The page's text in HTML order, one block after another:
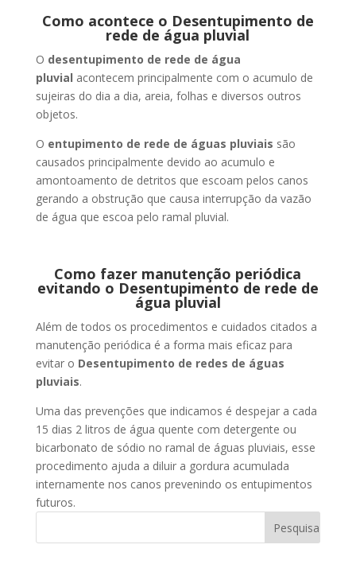
Como acontece o Desentupimento de
rede de água pluvial
O desentupimento de rede de água
pluvial acontecem principalmente com o acumulo de
sujeiras do dia a dia, areia, folhas e diversos outros
objetos.
O entupimento de rede de águas pluviais são
causados principalmente devido ao acumulo e
amontoamento de detritos que escoam pelos canos
gerando a obstrução que causa interrupção da vazão
de água que escoa pelo ramal pluvial.
Como fazer manutenção periódica
evitando o Desentupimento de rede de
água pluvial
Além de todos os procedimentos e cuidados citados a
manutenção periódica é a forma mais eficaz para
evitar o Desentupimento de redes de águas
pluviais.
Uma das prevenções que indicamos é despejar a cada
15 dias 2 litros de água quente com detergente ou
bicarbonato de sódio no ramal de águas pluviais, esse
procedimento ajuda a diluir a gordura acumulada
internamente nos canos prevenindo os entupimentos
futuros.